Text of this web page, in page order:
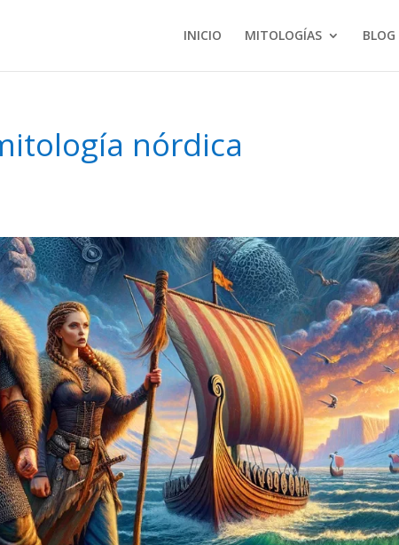
INICIO MITOLOGÍAS BLOG
nórdica